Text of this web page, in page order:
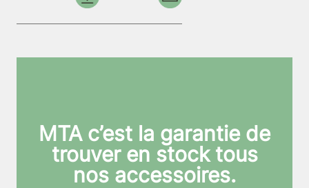
MTA c’est la garantie de
trouver en stock tous
nos accessoires.